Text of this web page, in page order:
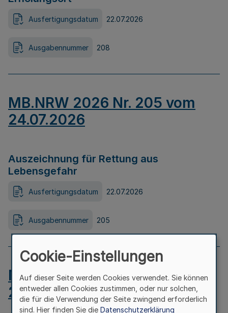
Ausfertigungsdatum 22.07.2026
Ausgabennummer 208
MB.NRW 2026 Nr. 205 vom
24.07.2026
Auszeichnung für Rettung aus
Lebensgefahr
Ausfertigungsdatum 22.07.2026
Ausgabennummer 205
MB.NRW 2026 Nr. 204 vom
24.07.2026
Cookie-Einstellungen
Auf dieser Seite werden Cookies verwendet. Sie können
entweder allen Cookies zustimmen, oder nur solchen,
die für die Verwendung der Seite zwingend erforderlich
sind. Hier finden Sie die Datenschutzerklärung